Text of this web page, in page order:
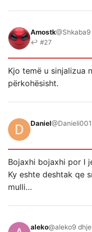
Amostk@Shkaba
↩ #27
Kjo temë u sinjalizua
përkohësisht.
Daniel@Danieli001
Bojaxhi bojaxhi por I
Ky eshte deshtak qe
mulli…
aleko@aleko9